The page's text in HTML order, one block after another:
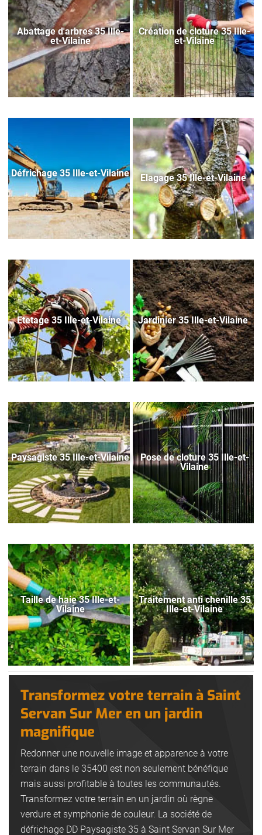
Abattage d'arbres 35 Ille-
et-Vilaine
Création de cloture 35 Ille-
et-Vilaine
Défrichage 35 Ille-et-Vilaine Elagage 35 Ille-et-Vilaine
Etetage 35 Ille-et-Vilaine Jardinier 35 Ille-et-Vilaine
Paysagiste 35 Ille-et-Vilaine
Pose de cloture 35 Ille-et-
Vilaine
Taille de haie 35 Ille-et-
Vilaine
Traitement anti chenille 35
Ille-et-Vilaine
Transformez votre terrain à Saint
Servan Sur Mer en un jardin
magnifique
Redonner une nouvelle image et apparence à votre
terrain dans le 35400 est non seulement bénéfique
mais aussi profitable à toutes les communautés.
Transformez votre terrain en un jardin où règne
verdure et symphonie de couleur. La société de
défrichage DD Paysagiste 35 à Saint Servan Sur Mer